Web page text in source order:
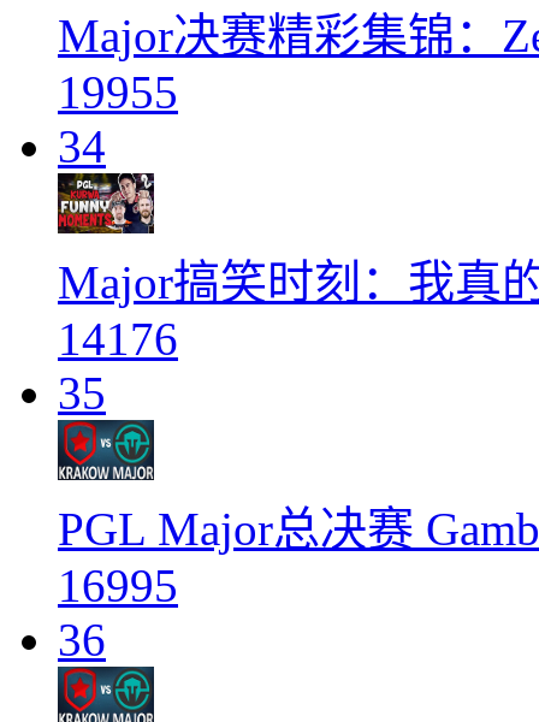
Major决赛精彩集锦：
19955
34
Major搞笑时刻：我真
14176
35
PGL Major总决赛
16995
36